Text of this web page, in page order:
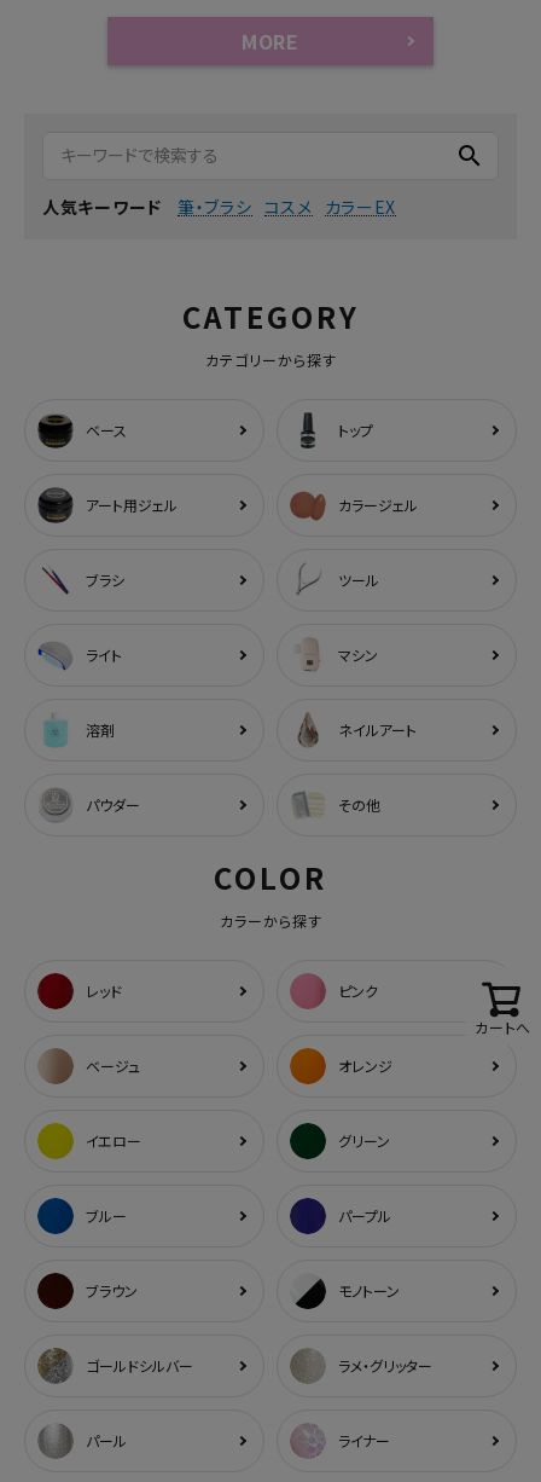
MORE
search
人気キーワード 筆・ブラシ コスメ カラーEX
CATEGORY
カテゴリーから探す
ベース トップ
アート用ジェル カラージェル
ブラシ ツール
ライト マシン
溶剤 ネイルアート
パウダー その他
COLOR
カラーから探す
レッド ピンク
ベージュ オレンジ
イエロー グリーン
ブルー パープル
ブラウン モノトーン
ゴールドシルバー ラメ・グリッター
パール ライナー
カートへ